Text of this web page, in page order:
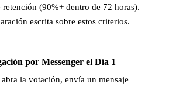
retención (90%+ dentro de 72 horas).
escrita sobre estos criterios.
por Messenger el Día 1
la votación, envía un mensaje